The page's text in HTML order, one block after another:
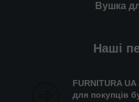
Вушка
Наші
FURNITURA
для покупців